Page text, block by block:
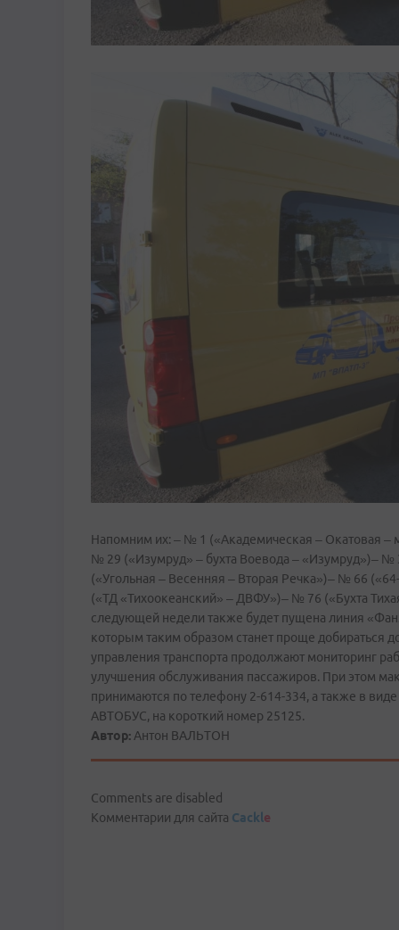
Напомним их: – № 1 («Академическая – Окатовая
№ 29 («Изумруд» – бухта Воевода – «Изумруд»)–
(«Угольная – Весенняя – Вторая Речка»)– № 66
(«ТД «Тихоокеанский» – ДВФУ»)– № 76 («Бухта
следующей недели также будет пущена линия
которым таким образом станет проще добираться
управления транспорта продолжают мониторинг
улучшения обслуживания пассажиров. При этом
принимаются по телефону 2-614-334, а также в
АВТОБУС, на короткий номер 25125.
Автор:Антон ВАЛЬТОН
Comments are disabled
Комментарии для сайта Cackle